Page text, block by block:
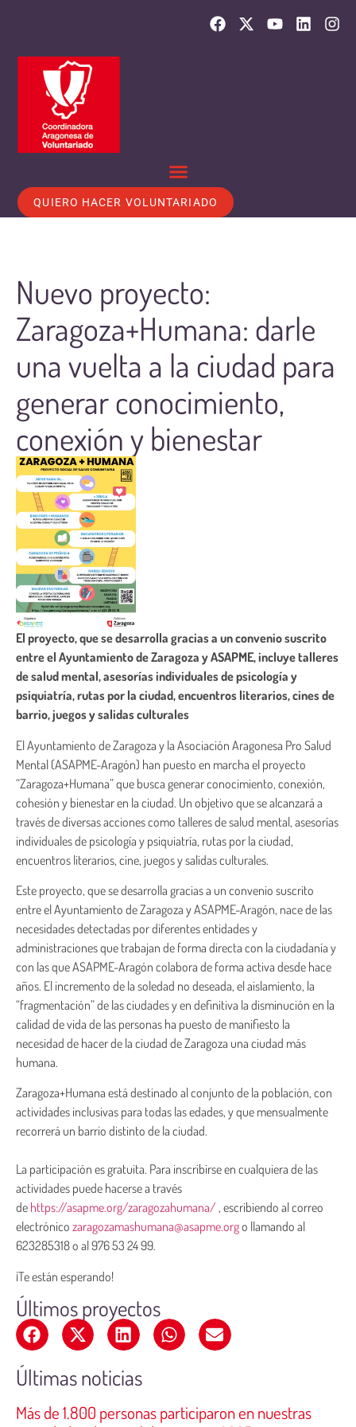
QUIERO HACER VOLUNTARIADO
Nuevo proyecto:
Zaragoza+Humana: darle
una vuelta a la ciudad para
generar conocimiento,
conexión y bienestar
El proyecto, que se desarrolla gracias a un convenio suscrito
entre el Ayuntamiento de Zaragoza y ASAPME, incluye talleres
de salud mental, asesorías individuales de psicología y
psiquiatría, rutas por la ciudad, encuentros literarios, cines de
barrio, juegos y salidas culturales
El Ayuntamiento de Zaragoza y la Asociación Aragonesa Pro Salud
Mental (ASAPME-Aragón) han puesto en marcha el proyecto
“Zaragoza+Humana” que busca generar conocimiento, conexión,
cohesión y bienestar en la ciudad. Un objetivo que se alcanzará a
través de diversas acciones como talleres de salud mental, asesorías
individuales de psicología y psiquiatría, rutas por la ciudad,
encuentros literarios, cine, juegos y salidas culturales.
Este proyecto, que se desarrolla gracias a un convenio suscrito
entre el Ayuntamiento de Zaragoza y ASAPME-Aragón, nace de las
necesidades detectadas por diferentes entidades y
administraciones que trabajan de forma directa con la ciudadanía y
con las que ASAPME-Aragón colabora de forma activa desde hace
años. El incremento de la soledad no deseada, el aislamiento, la
“fragmentación” de las ciudades y en definitiva la disminución en la
calidad de vida de las personas ha puesto de manifiesto la
necesidad de hacer de la ciudad de Zaragoza una ciudad más
humana.
Zaragoza+Humana está destinado al conjunto de la población, con
actividades inclusivas para todas las edades, y que mensualmente
recorrerá un barrio distinto de la ciudad.
La participación es gratuita. Para inscribirse en cualquiera de las
actividades puede hacerse a través
de https://asapme.org/zaragozahumana/, escribiendo al correo
electrónico zaragozamashumana@asapme.orgo llamando al
623285318 o al 976 53 24 99.
¡Te están esperando!
Últimos proyectos
Últimas noticias
Más de 1.800 personas participaron en nuestras